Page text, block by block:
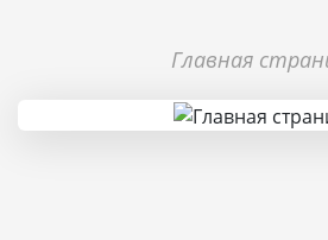
Главная